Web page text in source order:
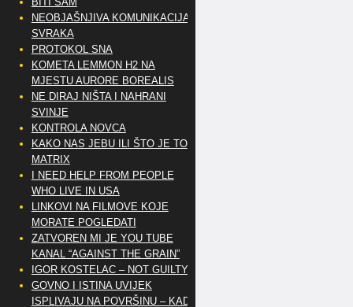
NEOBJAŠNJIVA KOMUNIKACIJA
SVRAKA
PROTOKOL SNA
KOMETA LEMMON H2 NA
MJESTU AURORE BOREALIS
NE DIRAJ NIŠTA I NAHRANI
SVINJE
KONTROLA NOVCA
KAKO NAS JEBU ILI ŠTO JE TO
MATRIX
I NEED HELP FROM PEOPLE
WHO LIVE IN USA
LINKOVI NA FILMOVE KOJE
MORATE POGLEDATI
ZATVOREN MI JE YOU TUBE
KANAL “AGAINST THE GRAIN”
IGOR KOSTELAC – NOT GUILTY
GOVNO I ISTINA UVIJEK
ISPLIVAJU NA POVRŠINU – KAD